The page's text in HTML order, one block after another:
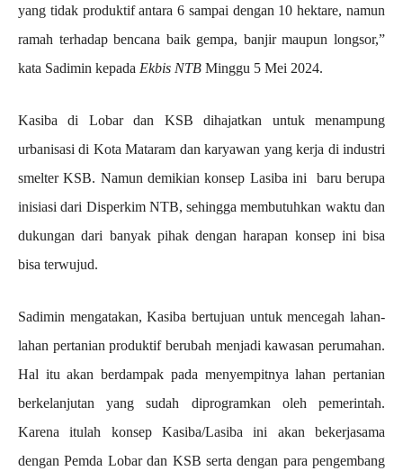
yang tidak produktif antara 6 sampai dengan 10 hektare, namun
ramah terhadap bencana baik gempa, banjir maupun longsor,”
kata Sadimin kepada Ekbis NTB Minggu 5 Mei 2024.
Kasiba di Lobar dan KSB dihajatkan untuk menampung
urbanisasi di Kota Mataram dan karyawan yang kerja di industri
smelter KSB. Namun demikian konsep Lasiba ini baru berupa
inisiasi dari Disperkim NTB, sehingga membutuhkan waktu dan
dukungan dari banyak pihak dengan harapan konsep ini bisa
bisa terwujud.
Sadimin mengatakan, Kasiba bertujuan untuk mencegah lahan-
lahan pertanian produktif berubah menjadi kawasan perumahan.
Hal itu akan berdampak pada menyempitnya lahan pertanian
berkelanjutan yang sudah diprogramkan oleh pemerintah.
Karena itulah konsep Kasiba/Lasiba ini akan bekerjasama
dengan Pemda Lobar dan KSB serta dengan para pengembang